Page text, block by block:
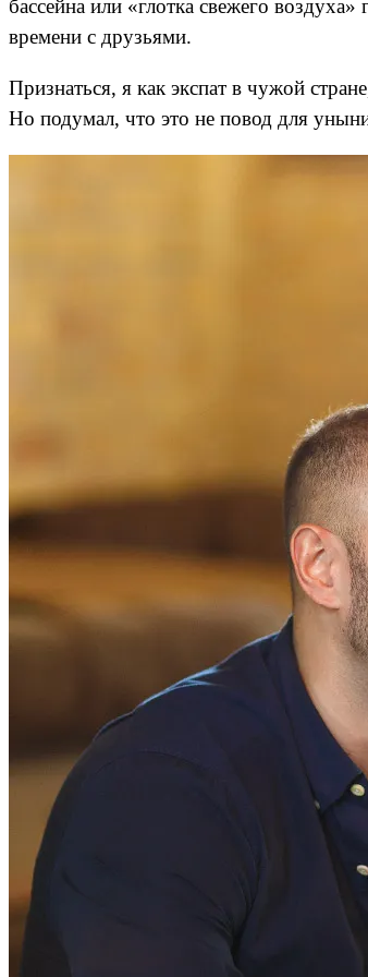
бассейна или «глотка свежего
времени с друзьями.
Признаться, я как экспат в чужой
Но подумал, что это не повод для